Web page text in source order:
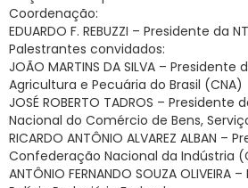
Coordenação:
EDUARDO F. REBUZZI – Presidente da
Palestrantes convidados:
JOÃO MARTINS DA SILVA –
Agricultura e Pecuária do Brasil (CNA)
JOSÉ ROBERTO TADROS –
Nacional do Comércio de Bens,
RICARDO ANTÔNIO ALVAREZ ALBAN –
Confederação Nacional da Indústria
ANTÔNIO FERNANDO SOUZA